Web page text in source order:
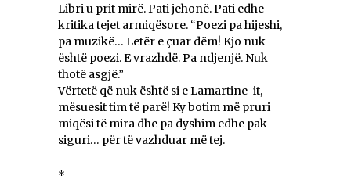
Libri u prit mirë. Pati jehonë. Pati edhe
kritika tejet armiqësore. “Poezi pa hijeshi,
pa muzikë… Letër e çuar dëm! Kjo nuk
është poezi. E vrazhdë. Pa ndjenjë. Nuk
thotë asgjë.”
Vërtetë që nuk është si e Lamartine-it,
mësuesit tim të parë! Ky botim më pruri
miqësi të mira dhe pa dyshim edhe pak
siguri… për të vazhduar më tej.
*